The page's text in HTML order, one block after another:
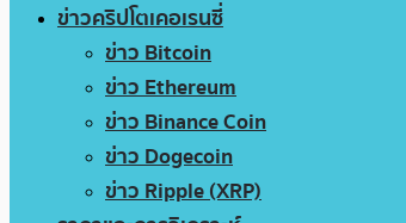
ข่าวคริปโตเคอเรนซี่
ข่าว Bitcoin
ข่าว Ethereum
ข่าว Binance Coin
ข่าว Dogecoin
ข่าว Ripple (XRP)